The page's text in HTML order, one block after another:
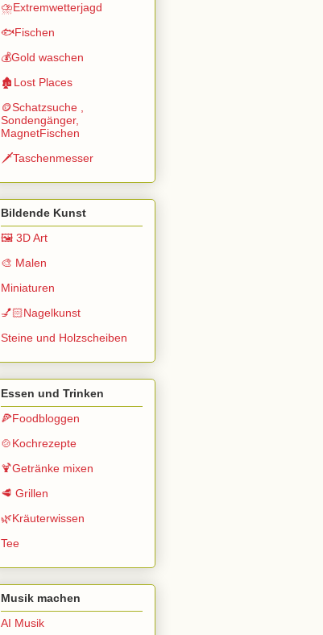
⛈️Extremwetterjagd
🐟Fischen
💰Gold waschen
🏚️Lost Places
🪙Schatzsuche ,
Sondengänger,
MagnetFischen
🗡️Taschenmesser
Bildende Kunst
🖼️ 3D Art
🎨 Malen
Miniaturen
💅🏻Nagelkunst
Steine und Holzscheiben
Essen und Trinken
🍕Foodbloggen
🍲Kochrezepte
🍹Getränke mixen
🥩 Grillen
🌿Kräuterwissen
Tee
Musik machen
AI Musik